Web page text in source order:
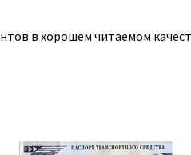
в хорошем читаемом